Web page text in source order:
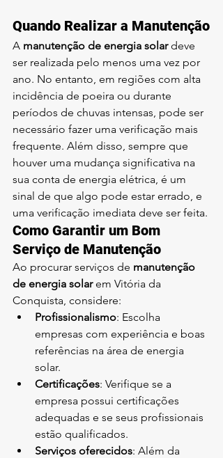
Quando Realizar a Manutenção
A manutenção de energia solar deve
ser realizada pelo menos uma vez por
ano. No entanto, em regiões com alta
incidência de poeira ou durante
períodos de chuvas intensas, pode ser
necessário fazer uma verificação mais
frequente. Além disso, sempre que
houver uma mudança significativa na
sua conta de energia elétrica, é um
sinal de que algo pode estar errado, e
uma verificação imediata deve ser feita.
Como Garantir um Bom
Serviço de Manutenção
Ao procurar serviços de manutenção
de energia solar em Vitória da
Conquista, considere:
Profissionalismo: Escolha
empresas com experiência e boas
referências na área de energia
solar.
Certificações: Verifique se a
empresa possui certificações
adequadas e se seus profissionais
estão qualificados.
Serviços oferecidos: Além da